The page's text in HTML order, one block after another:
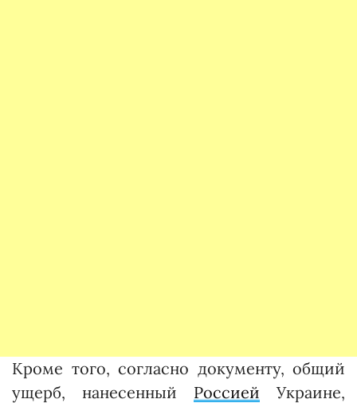
Кроме того, согласно документу, общий
ущерб, нанесенный Россией Украине,